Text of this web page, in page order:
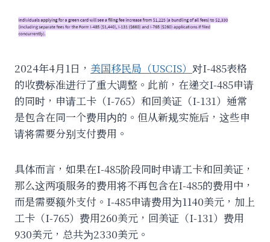
2024年4月1日， 美国移民局（USCIS） 对I-485表格
的收费标准进行了重大调整。此前，在递交I-485申请
的同时，申请工卡（I-765）和回美证（I-131）通常
是包含在同一个费用内的。但从新规实施后，这些申
请将需要分别支付费用。
具体而言，如果在I-485阶段同时申请工卡和回美证，
那么这两项服务的费用将不再包含在I-485的费用中，
而是需要额外支付。I-485申请费用为1140美元，加上
工卡（I-765）费用260美元，回美证（I-131）费用
930美元，总共为2330美元。